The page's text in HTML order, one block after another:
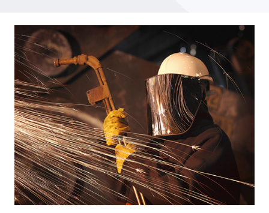
Sul portale Inail un nuovo spazio